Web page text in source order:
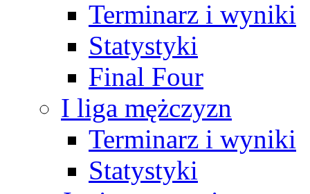
Terminarz i wyniki
Statystyki
Final Four
I liga mężczyzn
Terminarz i wyniki
Statystyki